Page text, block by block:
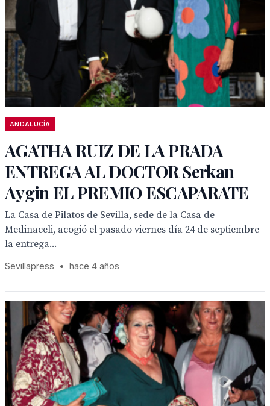
ANDALUCÍA
AGATHA RUIZ DE LA PRADA
ENTREGA AL DOCTOR Serkan
Aygin EL PREMIO ESCAPARATE
La Casa de Pilatos de Sevilla, sede de la Casa de
Medinaceli, acogió el pasado viernes día 24 de septiembre
la entrega...
Sevillapress • hace 4 años